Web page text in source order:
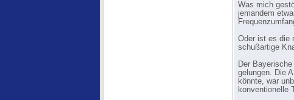
Was mich
jemandem
Oder ist es die
schußartige
Der
gelungen. Die
könnte, war
konventionelle